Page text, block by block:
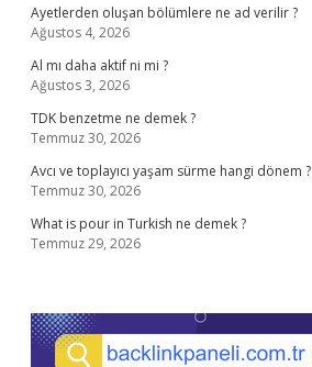
Ayetlerden oluşan bölümlere ne ad verilir ?
Ağustos 4, 2026
Al mı daha aktif ni mi ?
Ağustos 3, 2026
TDK benzetme ne demek ?
Temmuz 30, 2026
Avcı ve toplayıcı yaşam sürme hangi dönem ?
Temmuz 30, 2026
What is pour in Turkish ne demek ?
Temmuz 29, 2026